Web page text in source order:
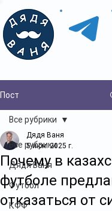
Пост
Все рубрики
Дядя Ваня
Футбол
КФФ
Все рубрики
Почему в
футболе
отказаться от
Дядя Ваня
5 июн. 2025 г.